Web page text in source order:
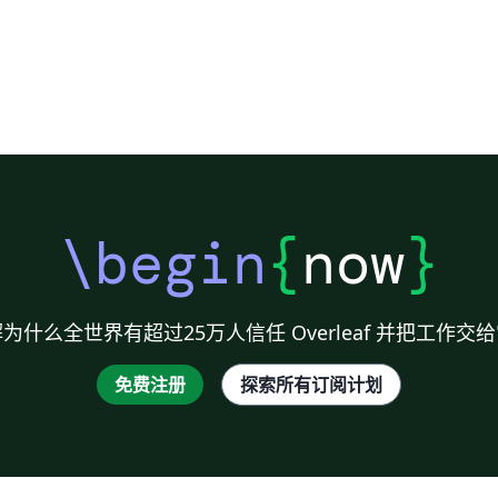
\begin{now}
什么全世界有超过25万人信任 Overleaf 并把工作交
免费注册 探索所有订阅计划